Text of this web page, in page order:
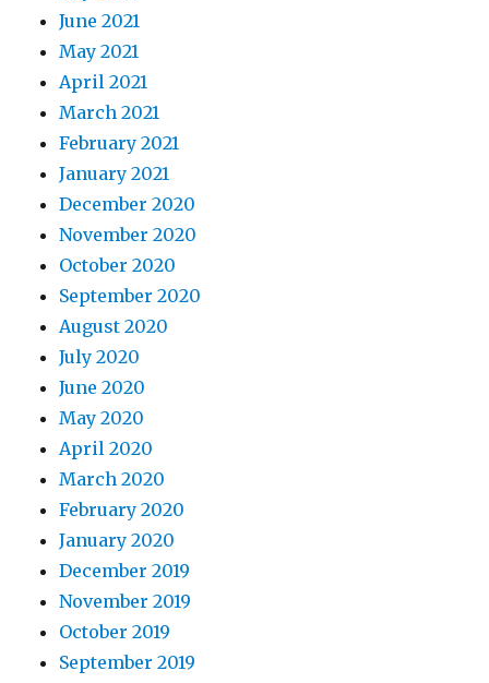
June 2021
May 2021
April 2021
March 2021
February 2021
January 2021
December 2020
November 2020
October 2020
September 2020
August 2020
July 2020
June 2020
May 2020
April 2020
March 2020
February 2020
January 2020
December 2019
November 2019
October 2019
September 2019